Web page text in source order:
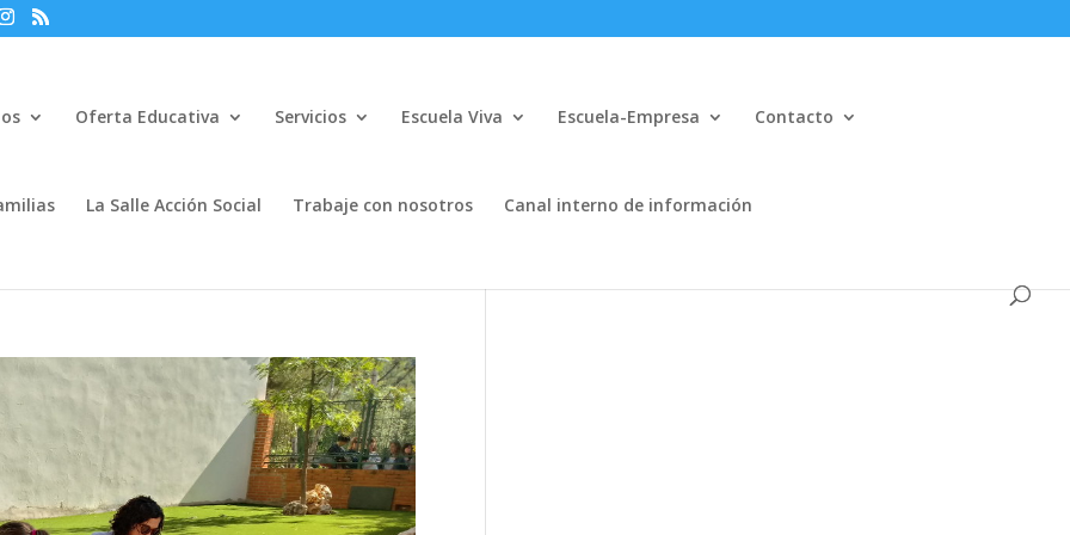
Oferta Educativa Servicios Escuela Viva Escuela-Empresa Contacto
La Salle Acción Social Trabaje con nosotros Canal interno de información